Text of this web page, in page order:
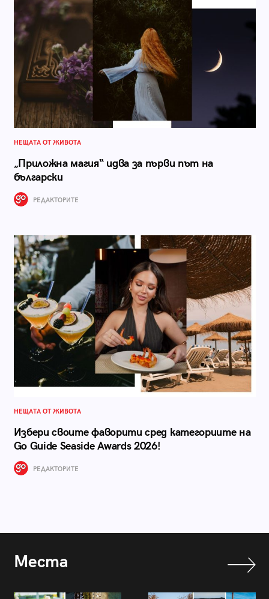
НЕЩАТА ОТ ЖИВОТА
„Приложна магия“ идва за първи път на
български
РЕДАКТОРИТЕ
НЕЩАТА ОТ ЖИВОТА
Избери своите фаворити сред категориите на
Go Guide Seaside Awards 2026!
РЕДАКТОРИТЕ
Места